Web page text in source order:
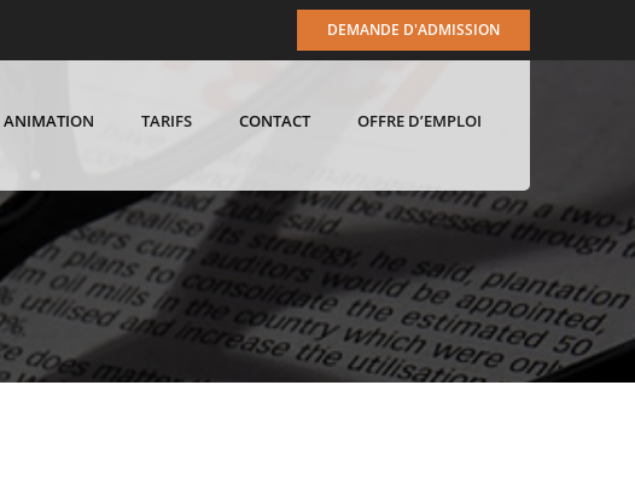
DEMANDE D'ADMISSION
ANIMATION TARIFS CONTACT OFFRE D’EMPLOI